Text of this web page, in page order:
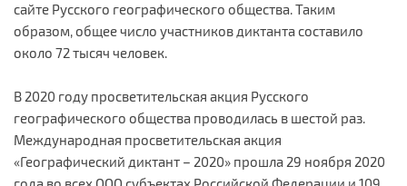
сайте Русского географического общества. Таким
образом, общее число участников диктанта составило
около 72 тысяч человек.
В 2020 году просветительская акция Русского
географического общества проводилась в шестой раз.
Международная просветительская акция
«Географический диктант – 2020» прошла 29 ноября 2020